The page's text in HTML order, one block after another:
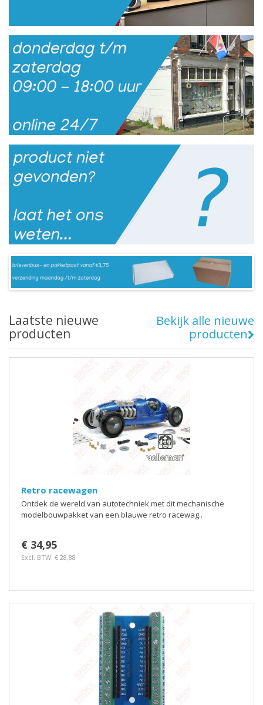
Laatste nieuwe
producten
Bekijk alle nieuwe
producten
Retro racewagen
Ontdek de wereld van autotechniek met dit mechanische
modelbouwpakket van een blauwe retro racewag..
€ 34,95
Excl. BTW: € 28,88